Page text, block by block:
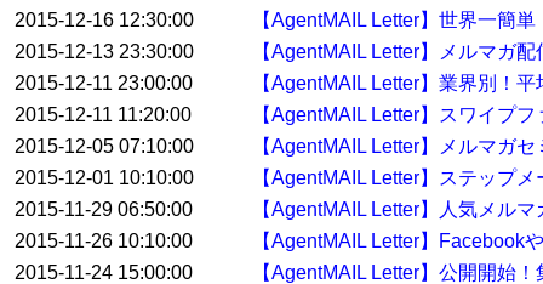
2015-12-16 12:30:00
【AgentMAIL Letter】世界一簡
2015-12-13 23:30:00
【AgentMAIL Letter】メルマガ
2015-12-11 23:00:00
【AgentMAIL Letter】業界別！
2015-12-11 11:20:00
【AgentMAIL Letter】スワイプ
2015-12-05 07:10:00
【AgentMAIL Letter】メルマガ
2015-12-01 10:10:00
【AgentMAIL Letter】ステップ
2015-11-29 06:50:00
【AgentMAIL Letter】人気メル
2015-11-26 10:10:00
【AgentMAIL Letter】Facebook
2015-11-24 15:00:00
【AgentMAIL Letter】公開開始